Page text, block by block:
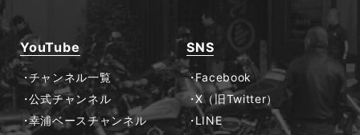
YouTube
チャンネル一覧
公式チャンネル
幸浦ベースチャンネル
SNS
Facebook
X（旧Twitter）
LINE